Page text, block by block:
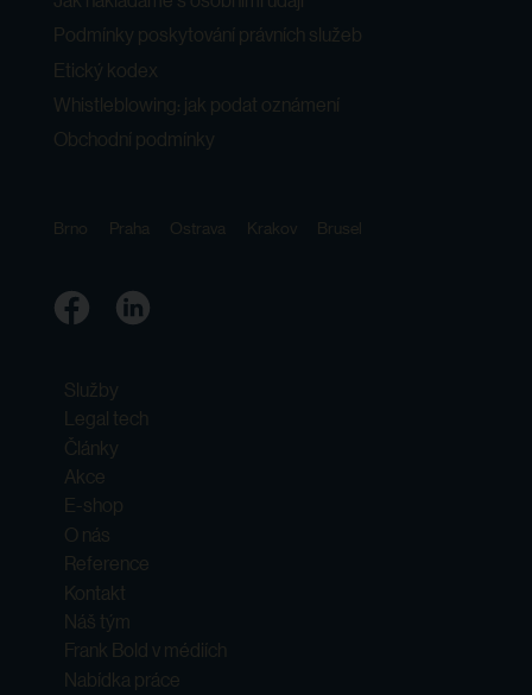
Podmínky poskytování právních služeb
Etický kodex
Whistleblowing: jak podat oznámení
Obchodní podmínky
Brno Praha Ostrava Krakov Brusel
Služby
Legal tech
Články
Akce
E-shop
O nás
Reference
Kontakt
Náš tým
Frank Bold v médiích
Nabídka práce